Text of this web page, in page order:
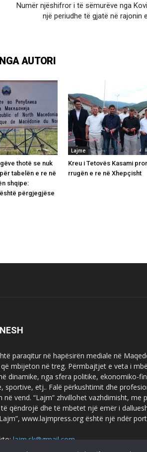
Numër njëshifror i të sëmurëve nga
një periudhe të gjatë në rajonin
AUTORI
thotë se nuk
tabelën e re në
shqipe:
përgjegjëse
Lajme
Kreu i Tetovës Kasami
rrugën e re në Xhepçisht
paraqitur në hapësirën mediale në
mbijeton në treg. Përmbajtjet e veta i
dinamike, nga sfera politike, ekonomiko-
sportive, etj.. Falë përkushtimit dhe
në vend. “Lajm” zhvillohet vazhdimisht,
qëndrojë dhe të mbetet një emër i
www.lajmpress.org është një ndër
lajm.sk@gmail.com